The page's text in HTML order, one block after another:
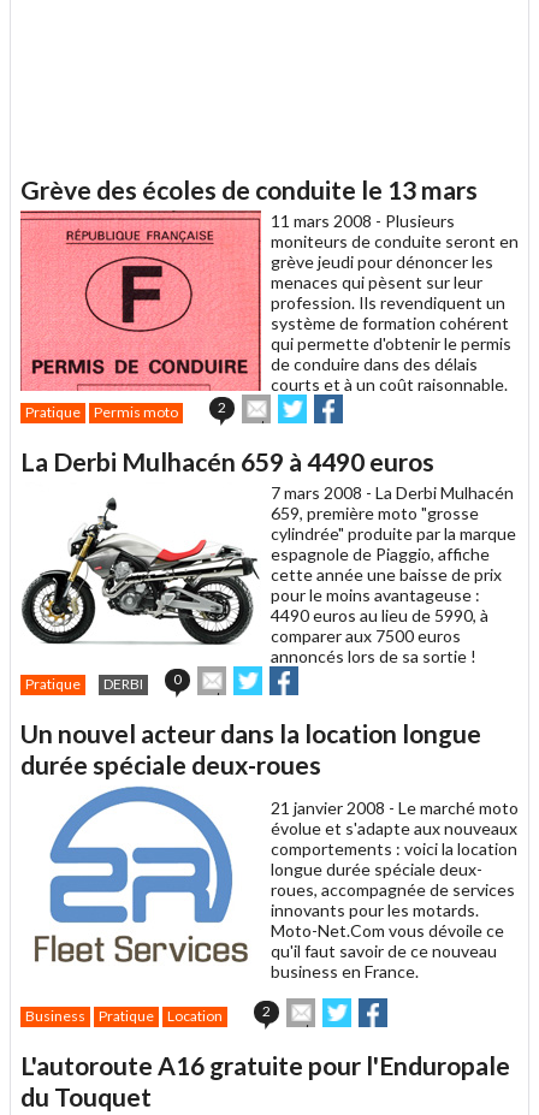
Grève des écoles de conduite le 13 mars
11 mars 2008 - Plusieurs
moniteurs de conduite seront en
grève jeudi pour dénoncer les
menaces qui pèsent sur leur
profession. Ils revendiquent un
système de formation cohérent
qui permette d'obtenir le permis
de conduire dans des délais
courts et à un coût raisonnable.
Pratique Permis moto 2
Envoyer
cet
à
Partager
sur sur
La Derbi Mulhacén 659 à 4490 euros
7 mars 2008 - La Derbi Mulhacén
659, première moto "grosse
cylindrée" produite par la marque
espagnole de Piaggio, affiche
cette année une baisse de prix
pour le moins avantageuse :
4490 euros au lieu de 5990, à
comparer aux 7500 euros
annoncés lors de sa sortie !
Pratique DERBI 0
Envoyer
cet
à
un
ami
Partager
sur sur
Un nouvel acteur dans la location longue
durée spéciale deux-roues
21 janvier 2008 - Le marché moto
évolue et s'adapte aux nouveaux
comportements : voici la location
longue durée spéciale deux-
roues, accompagnée de services
innovants pour les motards.
Moto-Net.Com vous dévoile ce
qu'il faut savoir de ce nouveau
business en France.
Business Pratique Location 2
Envoyer
cet
à
Partager
sur sur
L'autoroute A16 gratuite pour l'Enduropale
du Touquet